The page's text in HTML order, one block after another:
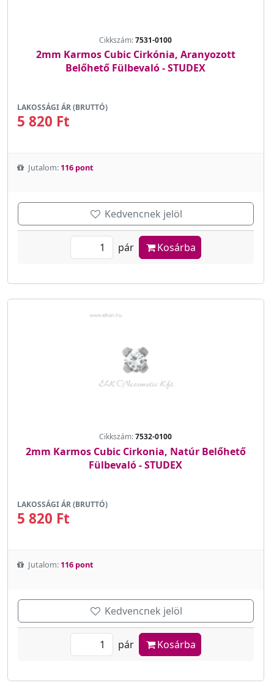
Cikkszám:7531-0100
2mm Karmos Cubic Cirkónia, Aranyozott
Belőhető Fülbevaló - STUDEX
LAKOSSÁGI ÁR (BRUTTÓ)
5 820 Ft
Jutalom: 116 pont
Kedvencnek jelöl
pár Kosárba
Cikkszám:7532-0100
2mm Karmos Cubic Cirkonia, Natúr Belőhető
Fülbevaló - STUDEX
LAKOSSÁGI ÁR (BRUTTÓ)
5 820 Ft
Jutalom: 116 pont
Kedvencnek jelöl
pár Kosárba